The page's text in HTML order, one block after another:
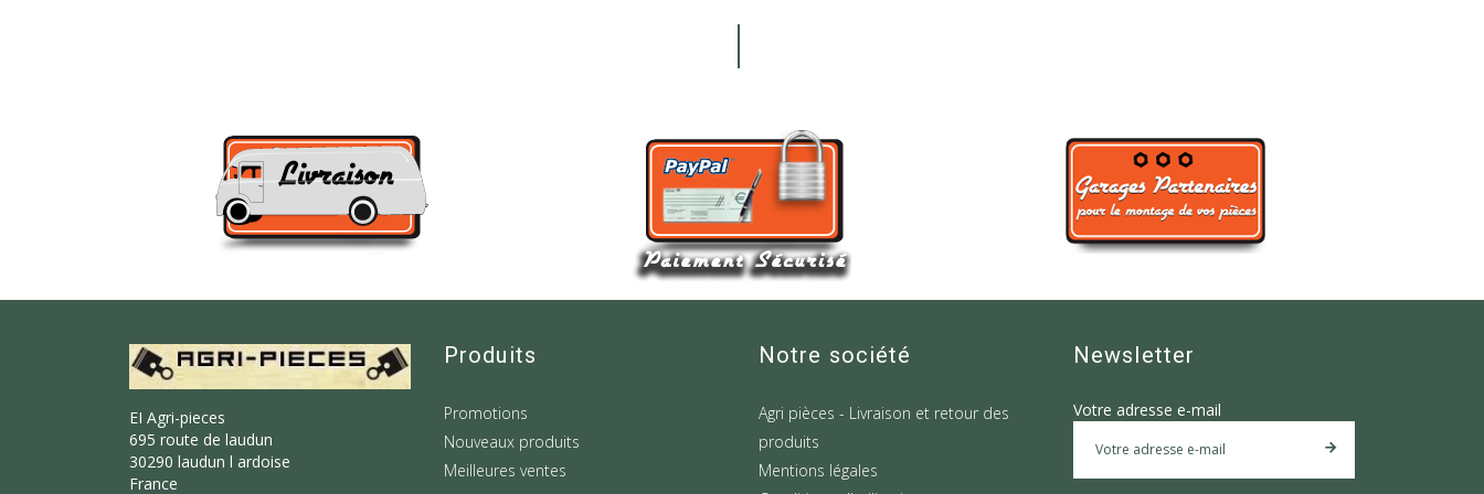
EI Agri-pieces
695 route de laudun
30290 laudun l ardoise
France
Produits
Promotions
Nouveaux produits
Meilleures ventes
Notre société
Agri pièces - Livraison et retour des
produits
Mentions légales
Newsletter
Votre adresse e-mail